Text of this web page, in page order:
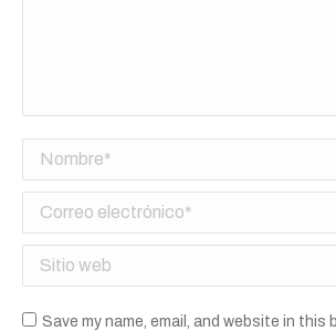
Nombre *
Correo electrónico *
Sitio web
Save my name, email, and website in this